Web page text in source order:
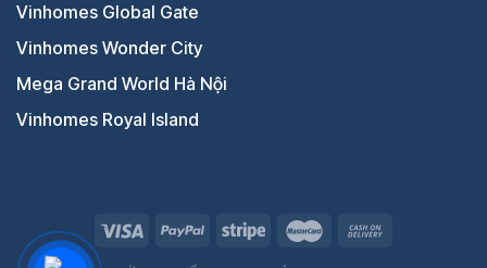
Vinhomes Global Gate
Vinhomes Wonder City
Mega Grand World Hà Nội
Vinhomes Royal Island